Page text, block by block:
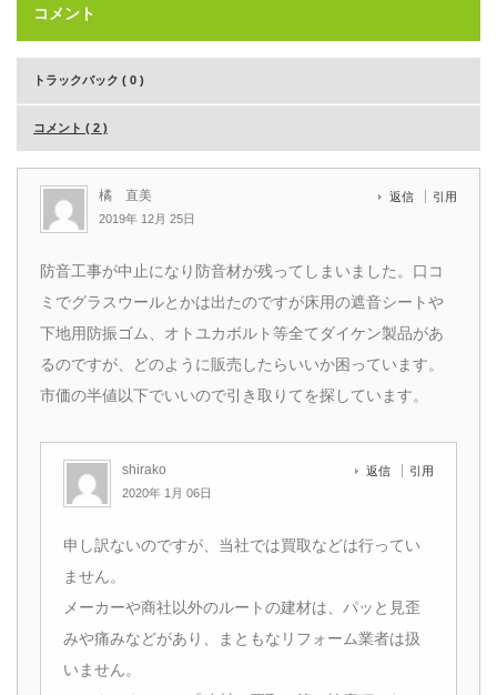
コメント
トラックバック ( 0 )
コメント ( 2 )
橘 直美
2019年 12月 25日
返信 引用
防音工事が中止になり防音材が残ってしまいました。口コ
ミでグラスウールとかは出たのですが床用の遮音シートや
下地用防振ゴム、オトユカボルト等全てダイケン製品があ
るのですが、どのように販売したらいいか困っています。
市価の半値以下でいいので引き取りてを探しています。
shirako
2020年 1月 06日
返信 引用
申し訳ないのですが、当社では買取などは行ってい
ません。
メーカーや商社以外のルートの建材は、パッと見歪
みや痛みなどがあり、まともなリフォーム業者は扱
いません。